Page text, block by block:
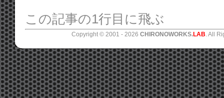
この記事の1行目に飛ぶ
Copyright © 2001 - 2026 CHIRONOWORKS.LAB. All